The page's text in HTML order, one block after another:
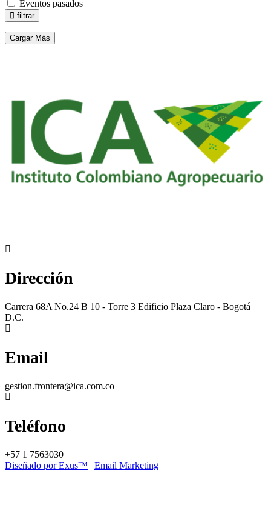
Eventos pasados
filtrar
Cargar Más
Dirección
Carrera 68A No.24 B 10 - Torre 3 Edificio Plaza Claro - Bogotá
D.C.
Email
gestion.frontera@ica.com.co
Teléfono
+57 1 7563030
Diseñado por Exus™ | Email Marketing